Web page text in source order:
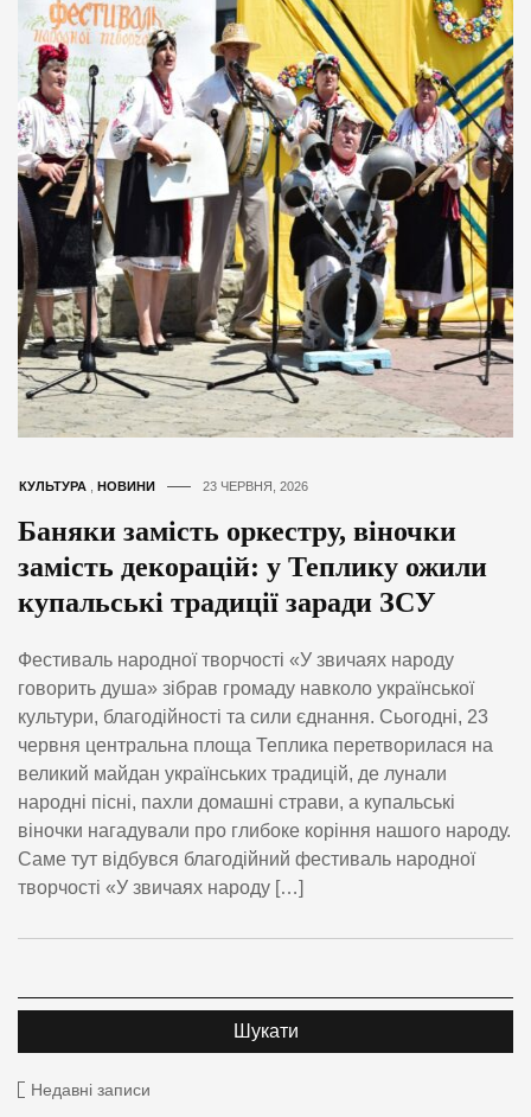
КУЛЬТУРА НОВИНИ 23 ЧЕРВНЯ, 2026
Баняки замість оркестру, віночки
замість декорацій: у Теплику ожили
купальські традиції заради ЗСУ
Фестиваль народної творчості «У звичаях народу
говорить душа» зібрав громаду навколо української
культури, благодійності та сили єднання. Сьогодні, 23
червня центральна площа Теплика перетворилася на
великий майдан українських традицій, де лунали
народні пісні, пахли домашні страви, а купальські
віночки нагадували про глибоке коріння нашого народу.
Саме тут відбувся благодійний фестиваль народної
творчості «У звичаях народу […]
Недавні записи